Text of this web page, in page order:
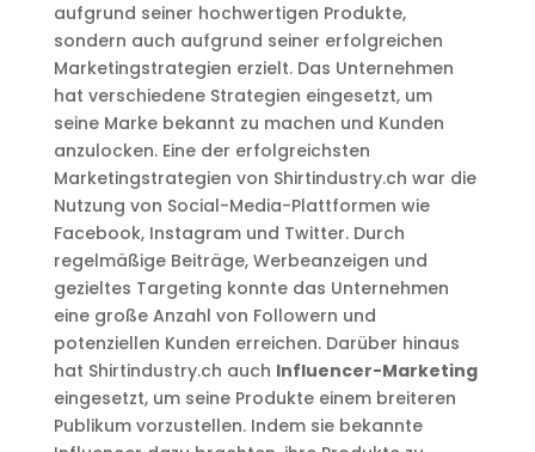
aufgrund seiner hochwertigen Produkte,
sondern auch aufgrund seiner erfolgreichen
Marketingstrategien erzielt. Das Unternehmen
hat verschiedene Strategien eingesetzt, um
seine Marke bekannt zu machen und Kunden
anzulocken. Eine der erfolgreichsten
Marketingstrategien von Shirtindustry.ch war die
Nutzung von Social-Media-Plattformen wie
Facebook, Instagram und Twitter. Durch
regelmäßige Beiträge, Werbeanzeigen und
gezieltes Targeting konnte das Unternehmen
eine große Anzahl von Followern und
potenziellen Kunden erreichen. Darüber hinaus
hat Shirtindustry.ch auch Influencer-Marketing
eingesetzt, um seine Produkte einem breiteren
Publikum vorzustellen. Indem sie bekannte